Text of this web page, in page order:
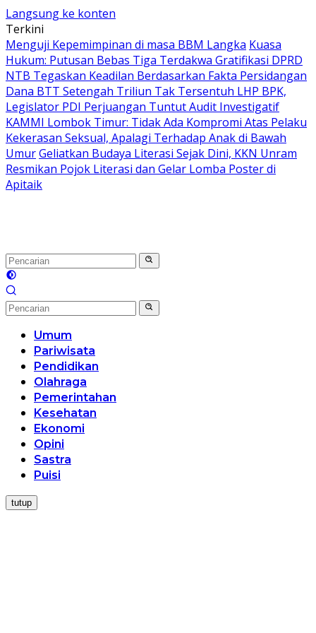
Langsung ke konten
Terkini
Menguji Kepemimpinan di masa BBM Langka Kuasa
Hukum: Putusan Bebas Tiga Terdakwa Gratifikasi DPRD
NTB Tegaskan Keadilan Berdasarkan Fakta Persidangan
Dana BTT Setengah Triliun Tak Tersentuh LHP BPK,
Legislator PDI Perjuangan Tuntut Audit Investigatif
KAMMI Lombok Timur: Tidak Ada Kompromi Atas Pelaku
Kekerasan Seksual, Apalagi Terhadap Anak di Bawah
UmurGeliatkan Budaya Literasi Sejak Dini, KKN Unram
Resmikan Pojok Literasi dan Gelar Lomba Poster di
Apitaik
Umum
Pariwisata
Pendidikan
Olahraga
Pemerintahan
Kesehatan
Ekonomi
Opini
Sastra
Puisi
tutup